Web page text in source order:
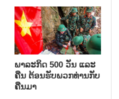
ພາລະກິດ 500 ວັນ ແລະ
ຄືນ ຕ້ອນຮັບພວກທ່ານກັບ
ຄືນມາ